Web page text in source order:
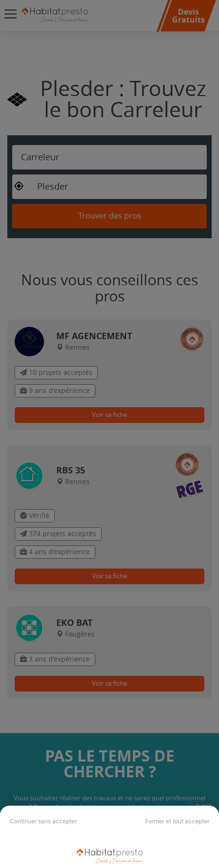
Continuer sans accepter Fermer et tout accepter
Devis
Gratuits
Plesder : Trouvez
le bon Carreleur
Carreleur
Plesder
Trouver des pros
Nous vous conseillons ces
pros
MF AGENCEMENT
Rennes
10 projets acceptés
9 ans d'expérience
Voir sa fiche
RBS 35
Rennes
Vérifié
374 projets acceptés
4 ans d'expérience
Voir sa fiche
EKO BAT
Fougères
3 ans d'expérience
Voir sa fiche
PAS LE TEMPS DE
CHERCHER ?
Vous souhaitez réaliser des travaux et ne savez quel professionnel
choisir ? Demandez des devis travauxauprès de notre réseau de 5 000